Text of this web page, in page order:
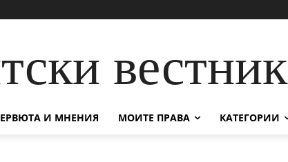
вестник
И МНЕНИЯ МОИТЕ ПРАВА КАТЕГОРИИ